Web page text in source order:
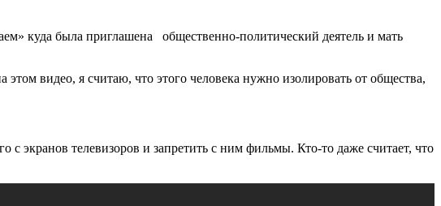
куда была приглашена общественно-политический деятель и мать
видео, я считаю, что этого человека нужно изолировать от общества,
с экранов телевизоров и запретить с ним фильмы. Кто-то даже считает, что